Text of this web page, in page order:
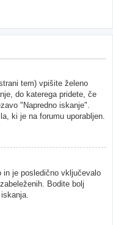
tem) vpišite želeno
do katerega pridete, če
"Napredno iskanje".
ki je na forumu uporabljen.
in je posledično vključevalo
Bodite bolj